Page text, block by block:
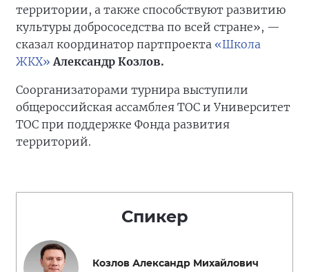
территории, а также способствуют развитию
культуры добрососедства по всей стране», —
сказал координатор партпроекта «Школа
ЖКХ» Александр Козлов.
Соорганизаторами турнира выступили
общероссийская ассамблея ТОС и Университет
ТОС при поддержке Фонда развития
территорий.
Спикер
Козлов Александр Михайлович